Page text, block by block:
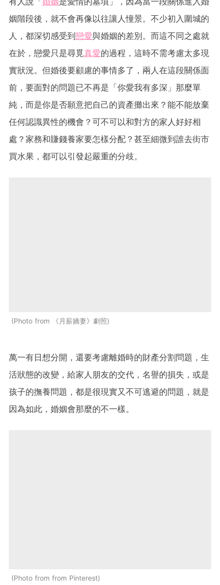
姻階段後，就不會再像以往讓人憧景。不少初入圍城的
人，都深切感受到戀愛與婚姻的差別。而這不同之處就
在於，戀愛只是尋覓真愛的過程，這時不需考慮太多現
實狀況。但婚後要顧慮的事情多了，兩人在這段關係面
前，要面對的問題已不再是「你愛我有多深」那麼單
純，而是你是否願意把自己的資產攤出來？能不能放棄
任何認識異性的機會？可不可以和對方的家人好好相
處？家務和賺錢養家要怎樣分配？甚至細微到誰去街市
買水果，都可以引發起嚴重的分歧。
Photo from 《月薪嬌妻》劇照
萬一有日想分開，還要考慮離婚時的財產分割問題，生
活狀態的改變，給家人朋友的交代，名譽的損失，或是
孩子的撫養問題，都是很現實又不可逃避的問題，就是
因為如此，婚姻會那麼的不一樣。
Photo from from Pinterest